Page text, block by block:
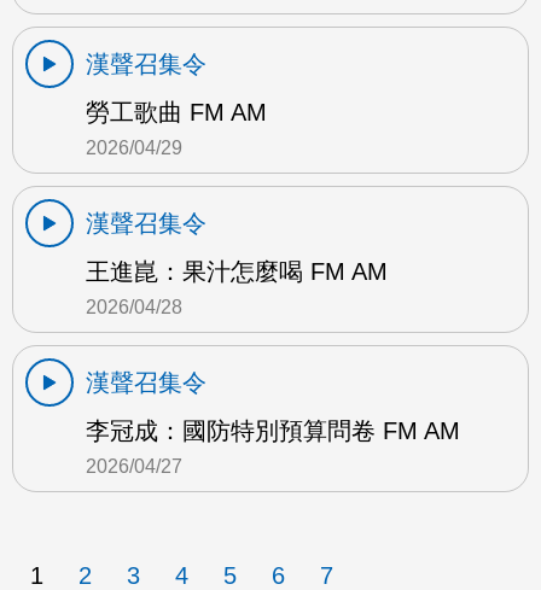
漢聲召集令
勞工歌曲 FM AM
2026/04/29
漢聲召集令
王進崑：果汁怎麼喝 FM AM
2026/04/28
漢聲召集令
李冠成：國防特別預算問卷 FM AM
2026/04/27
1 2 3 4 5 6 7